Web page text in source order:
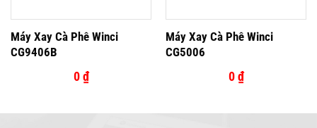
Máy Xay Cà Phê Winci
CG9406B
0₫
Máy Xay Cà Phê Winci
CG5006
0₫